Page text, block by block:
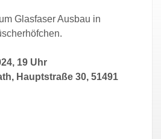
Glasfaser Ausbau in
19 Uhr
Hauptstraße 30, 51491